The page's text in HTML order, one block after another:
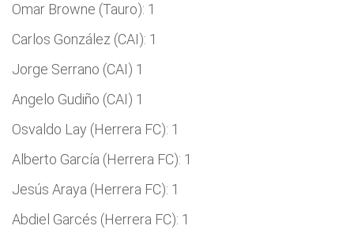
Omar Browne (Tauro): 1
Carlos González (CAI): 1
Jorge Serrano (CAI) 1
Angelo Gudiño (CAI) 1
Osvaldo Lay (Herrera FC): 1
Alberto García (Herrera FC): 1
Jesús Araya (Herrera FC): 1
Abdiel Garcés (Herrera FC): 1